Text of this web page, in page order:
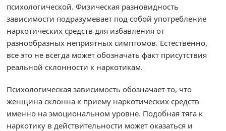
психологической. Физическая разновидность
зависимости подразумевает под собой употребление
наркотических средств для избавления от
разнообразных неприятных симптомов. Естественно,
все это не всегда может обозначать факт присутствия
реальной склонности к наркотикам.
Психологическая зависимость обозначает то, что
женщина склонна к приему наркотических средств
именно на эмоциональном уровне. Подобная тяга к
наркотику в действительности может оказаться и